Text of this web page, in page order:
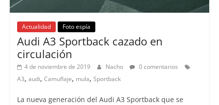
Actualidad Foto espía
Audi A3 Sportback cazado en
circulación
4 de noviembre de 2019 Nacho
0 comentarios
A3, audi, Camuflaje, mula, Sportback
La nueva generación del Audi A3 Sportback que se